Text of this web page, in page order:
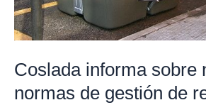
Coslada informa sobre
normas de gestión de
residuos
domiciliarios